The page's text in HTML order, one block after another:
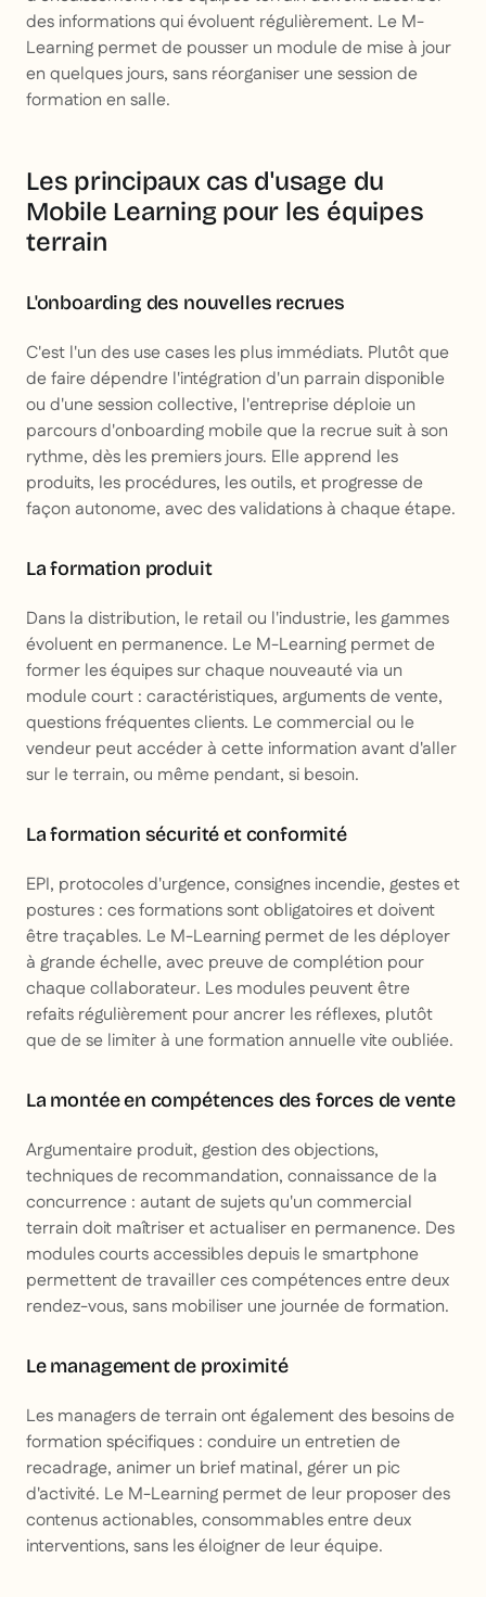
des informations qui évoluent régulièrement. Le M-
Learning permet de pousser un module de mise à jour
en quelques jours, sans réorganiser une session de
formation en salle.
Les principaux cas d'usage du
Mobile Learning pour les équipes
terrain
L'onboarding des nouvelles recrues
C'est l'un des use cases les plus immédiats. Plutôt que
de faire dépendre l'intégration d'un parrain disponible
ou d'une session collective, l'entreprise déploie un
parcours d'onboarding mobile que la recrue suit à son
rythme, dès les premiers jours. Elle apprend les
produits, les procédures, les outils, et progresse de
façon autonome, avec des validations à chaque étape.
La formation produit
Dans la distribution, le retail ou l'industrie, les gammes
évoluent en permanence. Le M-Learning permet de
former les équipes sur chaque nouveauté via un
module court : caractéristiques, arguments de vente,
questions fréquentes clients. Le commercial ou le
vendeur peut accéder à cette information avant d'aller
sur le terrain, ou même pendant, si besoin.
La formation sécurité et conformité
EPI, protocoles d'urgence, consignes incendie, gestes et
postures : ces formations sont obligatoires et doivent
être traçables. Le M-Learning permet de les déployer
à grande échelle, avec preuve de complétion pour
chaque collaborateur. Les modules peuvent être
refaits régulièrement pour ancrer les réflexes, plutôt
que de se limiter à une formation annuelle vite oubliée.
La montée en compétences des forces de vente
Argumentaire produit, gestion des objections,
techniques de recommandation, connaissance de la
concurrence : autant de sujets qu'un commercial
terrain doit maîtriser et actualiser en permanence. Des
modules courts accessibles depuis le smartphone
permettent de travailler ces compétences entre deux
rendez-vous, sans mobiliser une journée de formation.
Le management de proximité
Les managers de terrain ont également des besoins de
formation spécifiques : conduire un entretien de
recadrage, animer un brief matinal, gérer un pic
d'activité. Le M-Learning permet de leur proposer des
contenus actionables, consommables entre deux
interventions, sans les éloigner de leur équipe.